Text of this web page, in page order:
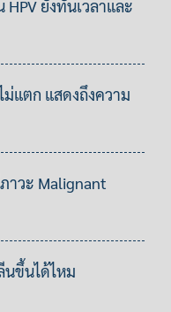
ยังทันเวลาและ
แตก แสดงถึงความ
าวะ Malignant
ขึ้นได้ไหม